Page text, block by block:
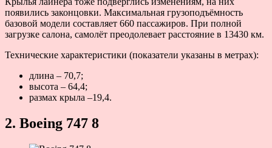
появились законцовки. Максимальная грузоподъёмность
базовой модели составляет 660 пассажиров. При полной
загрузке салона, самолёт преодолевает расстояние в 13430 км.
Технические характеристики (показатели указаны в метрах):
длина – 70,7;
высота – 64,4;
размах крыла –19,4.
2. Boeing 747 8